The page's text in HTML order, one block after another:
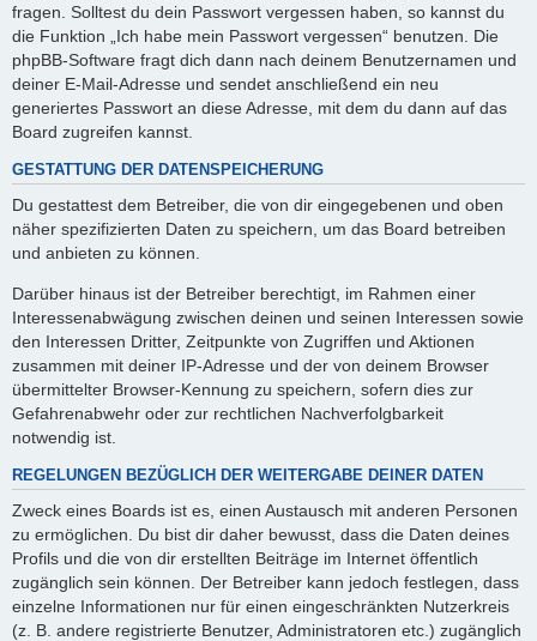
fragen. Solltest du dein Passwort vergessen haben, so kannst du
die Funktion „Ich habe mein Passwort vergessen“ benutzen. Die
phpBB-Software fragt dich dann nach deinem Benutzernamen und
deiner E-Mail-Adresse und sendet anschließend ein neu
generiertes Passwort an diese Adresse, mit dem du dann auf das
Board zugreifen kannst.
GESTATTUNG DER DATENSPEICHERUNG
Du gestattest dem Betreiber, die von dir eingegebenen und oben
näher spezifizierten Daten zu speichern, um das Board betreiben
und anbieten zu können.
Darüber hinaus ist der Betreiber berechtigt, im Rahmen einer
Interessenabwägung zwischen deinen und seinen Interessen sowie
den Interessen Dritter, Zeitpunkte von Zugriffen und Aktionen
zusammen mit deiner IP-Adresse und der von deinem Browser
übermittelter Browser-Kennung zu speichern, sofern dies zur
Gefahrenabwehr oder zur rechtlichen Nachverfolgbarkeit
notwendig ist.
REGELUNGEN BEZÜGLICH DER WEITERGABE DEINER DATEN
Zweck eines Boards ist es, einen Austausch mit anderen Personen
zu ermöglichen. Du bist dir daher bewusst, dass die Daten deines
Profils und die von dir erstellten Beiträge im Internet öffentlich
zugänglich sein können. Der Betreiber kann jedoch festlegen, dass
einzelne Informationen nur für einen eingeschränkten Nutzerkreis
(z. B. andere registrierte Benutzer, Administratoren etc.) zugänglich